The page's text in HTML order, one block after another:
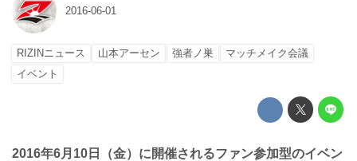
2016-06-01
RIZINニュース 山本アーセン 強者ノ巣
マッチメイク会議
イベント
2016年6月10日（金）に開催されるファン参加型のイベン